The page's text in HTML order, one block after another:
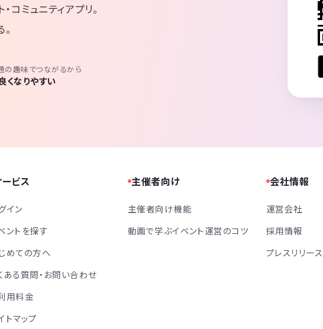
ミュニティアプリ。
の趣味でつながるから
くなりやすい
ビス
イン
ントを探す
めての方へ
ある質問・お問い合わせ
用料金
トマップ
主催者向け
主催者向け機能
動画で学ぶイベント運営のコツ
会社情報
運営会社
採用情報
プレスリリース